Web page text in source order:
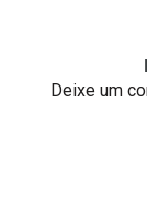
Deixe um